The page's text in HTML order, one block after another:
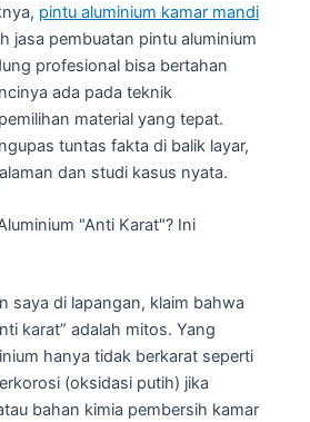
pintu aluminium kamar mandi
jasa pembuatan pintu aluminium
profesional bisa bertahan
ada pada teknik
material yang tepat.
tuntas fakta di balik layar,
dan studi kasus nyata.
"Anti Karat"? Ini
saya di lapangan, klaim bahwa
karat” adalah mitos. Yang
hanya tidak berkarat seperti
(oksidasi putih) jika
bahan kimia pembersih kamar